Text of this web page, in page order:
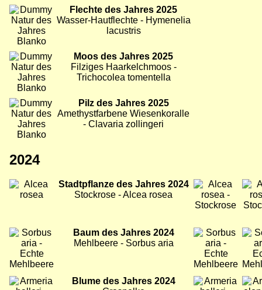
Bild
Flechte des Jahres 2025
Wasser-Hautflechte - Hymenelia
lacustris
Bild
Moos des Jahres 2025
Filziges Haarkelchmoos -
Trichocolea tomentella
Bild
Pilz des Jahres 2025
Amethystfarbene Wiesenkoralle
- Clavaria zollingeri
2024
Bild
Stadtpflanze des Jahres 2024
Stockrose - Alcea rosea
Bild Bild
Bild
Baum des Jahres 2024
Mehlbeere - Sorbus aria
Bild Bild
Bild
Blume des Jahres 2024
Bild Bild